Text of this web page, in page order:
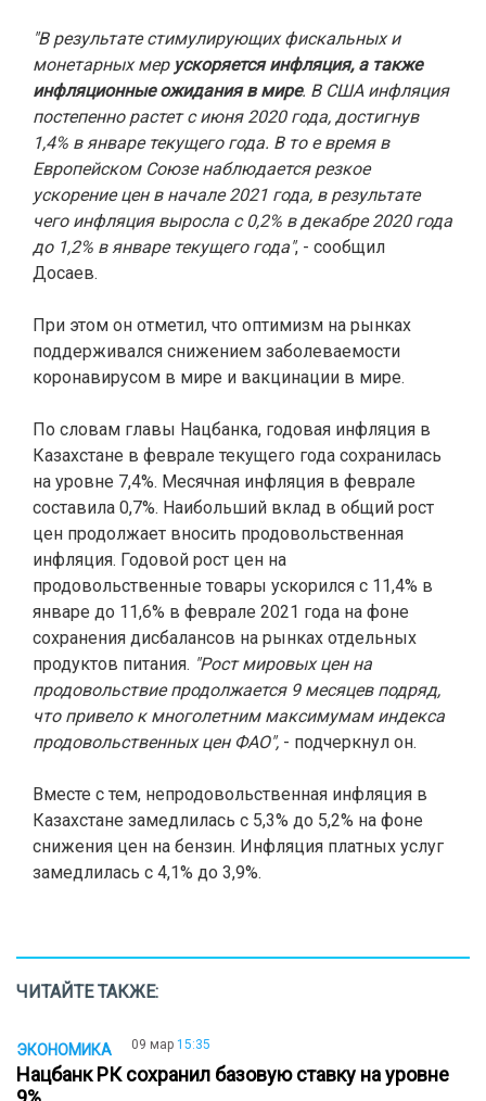
"В результате стимулирующих фискальных и
монетарных мер ускоряется инфляция, а также
инфляционные ожидания в мире. В США инфляция
постепенно растет с июня 2020 года, достигнув
1,4% в январе текущего года. В то е время в
Европейском Союзе наблюдается резкое
ускорение цен в начале 2021 года, в результате
чего инфляция выросла с 0,2% в декабре 2020 года
до 1,2% в январе текущего года", - сообщил
Досаев.
При этом он отметил, что оптимизм на рынках
поддерживался снижением заболеваемости
коронавирусом в мире и вакцинации в мире.
По словам главы Нацбанка, годовая инфляция в
Казахстане в феврале текущего года сохранилась
на уровне 7,4%. Месячная инфляция в феврале
составила 0,7%. Наибольший вклад в общий рост
цен продолжает вносить продовольственная
инфляция. Годовой рост цен на
продовольственные товары ускорился с 11,4% в
январе до 11,6% в феврале 2021 года на фоне
сохранения дисбалансов на рынках отдельных
продуктов питания. "Рост мировых цен на
продовольствие продолжается 9 месяцев подряд,
что привело к многолетним максимумам индекса
продовольственных цен ФАО", - подчеркнул он.
Вместе с тем, непродовольственная инфляция в
Казахстане замедлилась с 5,3% до 5,2% на фоне
снижения цен на бензин. Инфляция платных услуг
замедлилась с 4,1% до 3,9%.
ЧИТАЙТЕ ТАКЖЕ:
ЭКОНОМИКА 09 мар 15:35
Нацбанк РК сохранил базовую ставку на уровне